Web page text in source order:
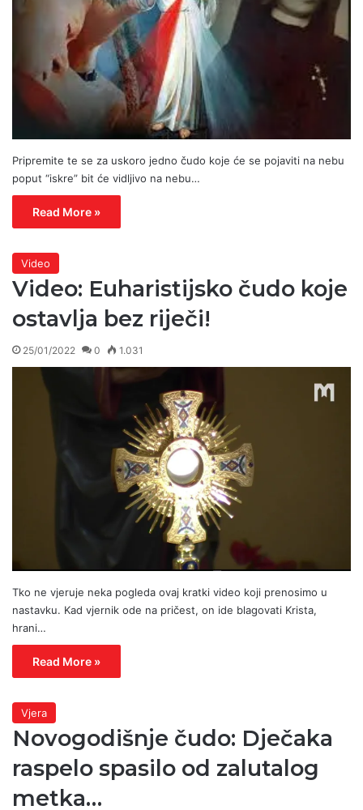
Pripremite te se za uskoro jedno čudo koje će se pojaviti na nebu
poput “iskre” bit će vidljivo na nebu…
Read More »
Video
Video: Euharistijsko čudo koje
ostavlja bez riječi!
25/01/2022 0 1.031
Tko ne vjeruje neka pogleda ovaj kratki video koji prenosimo u
nastavku. Kad vjernik ode na pričest, on ide blagovati Krista,
hrani…
Read More »
Vjera
Novogodišnje čudo: Dječaka
raspelo spasilo od zalutalog
metka…